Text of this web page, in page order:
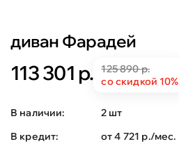
диван Фарадей
113 301 р.
125 890 р.
со скидкой 10%
В наличии:
2 шт
В кредит:
от 4 721 р./мес.